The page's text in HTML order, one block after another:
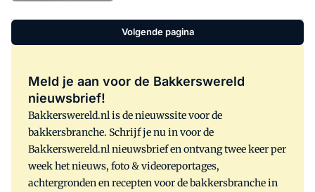
staat op de Thaise munt een tempel in
plaats van Koningin Beatrix. Echter, het
Thaise muntje is nog geen 24 eurocent
Volgende pagina
Meld je aan voor de Bakkerswereld
nieuwsbrief!
Bakkerswereld.nl is de nieuwssite voor de
bakkersbranche. Schrijf je nu in voor de
Bakkerswereld.nl nieuwsbrief en ontvang twee keer per
week het nieuws, foto & videoreportages,
achtergronden en recepten voor de bakkersbranche in